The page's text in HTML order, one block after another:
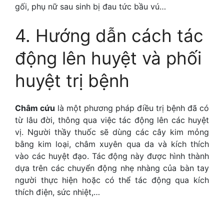
gối, phụ nữ sau sinh bị đau tức bầu vú…
4. Hướng dẫn cách tác
động lên huyệt và phối
huyệt trị bệnh
Châm cứu là một phương pháp điều trị bệnh đã có
từ lâu đời, thông qua việc tác động lên các huyệt
vị. Người thầy thuốc sẽ dùng các cây kim mỏng
bằng kim loại, châm xuyên qua da và kích thích
vào các huyệt đạo. Tác động này được hình thành
dựa trên các chuyển động nhẹ nhàng của bàn tay
người thực hiện hoặc có thể tác động qua kích
thích điện, sức nhiệt,…